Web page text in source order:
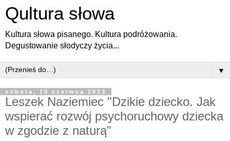
Qultura słowa
Kultura słowa pisanego. Kultura podróżowania.
Degustowanie słodyczy życia...
▼
sobota, 10 czerwca 2023
Leszek Naziemiec "Dzikie dziecko. Jak
wspierać rozwój psychoruchowy dziecka
w zgodzie z naturą"